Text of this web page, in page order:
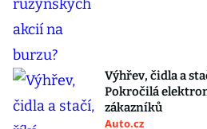
Výhřev, čidla a
Pokročilá
zákazníků
Auto.cz